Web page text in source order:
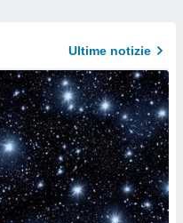
Ultime notizie